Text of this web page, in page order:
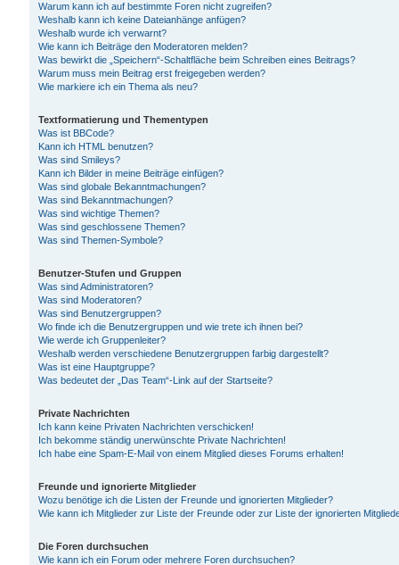
Warum kann ich auf bestimmte Foren nicht zugreifen?
Weshalb kann ich keine Dateianhänge anfügen?
Weshalb wurde ich verwarnt?
Wie kann ich Beiträge den Moderatoren melden?
Was bewirkt die „Speichern“-Schaltfläche beim Schreiben eines Beitrags?
Warum muss mein Beitrag erst freigegeben werden?
Wie markiere ich ein Thema als neu?
Textformatierung und Thementypen
Was ist BBCode?
Kann ich HTML benutzen?
Was sind Smileys?
Kann ich Bilder in meine Beiträge einfügen?
Was sind globale Bekanntmachungen?
Was sind Bekanntmachungen?
Was sind wichtige Themen?
Was sind geschlossene Themen?
Was sind Themen-Symbole?
Benutzer-Stufen und Gruppen
Was sind Administratoren?
Was sind Moderatoren?
Was sind Benutzergruppen?
Wo finde ich die Benutzergruppen und wie trete ich ihnen bei?
Wie werde ich Gruppenleiter?
Weshalb werden verschiedene Benutzergruppen farbig dargestellt?
Was ist eine Hauptgruppe?
Was bedeutet der „Das Team“-Link auf der Startseite?
Private Nachrichten
Ich kann keine Privaten Nachrichten verschicken!
Ich bekomme ständig unerwünschte Private Nachrichten!
Ich habe eine Spam-E-Mail von einem Mitglied dieses Forums erhalten!
Freunde und ignorierte Mitglieder
Wozu benötige ich die Listen der Freunde und ignorierten Mitglieder?
Wie kann ich Mitglieder zur Liste der Freunde oder zur Liste der ignorierten
Die Foren durchsuchen
Wie kann ich ein Forum oder mehrere Foren durchsuchen?